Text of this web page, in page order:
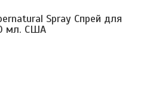
Spray Спрей для
мл. США